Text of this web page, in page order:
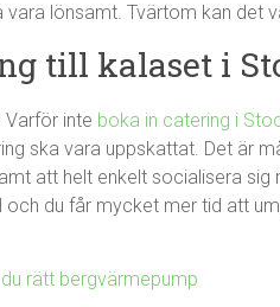
vara lönsamt. Tvärtom kan det
till kalaset i
Varför inte boka in catering i
ska vara uppskattat. Det är
att helt enkelt socialisera
och du får mycket mer tid att
rätt bergvärmepump